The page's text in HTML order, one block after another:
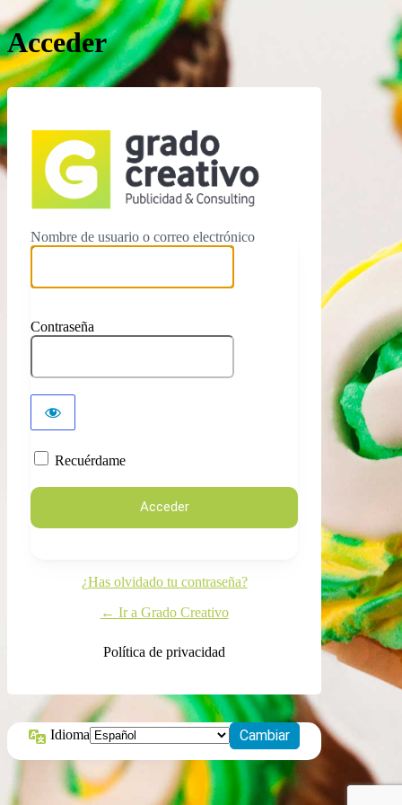
Acceder
https://
Nombre de usuario o correo electrónico
Contraseña
Recuérdame
¿Has olvidado tu contraseña?
← Ir a Grado Creativo
Política de privacidad
Idioma